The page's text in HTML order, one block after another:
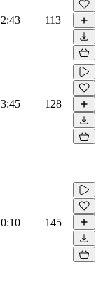
2:43 113
3:45 128
0:10 145